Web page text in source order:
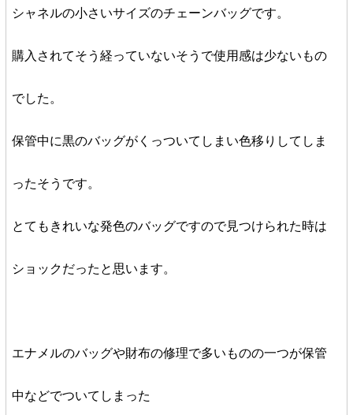
シャネルの小さいサイズのチェーンバッグです。
購入されてそう経っていないそうで使用感は少ないもの
でした。
保管中に黒のバッグがくっついてしまい色移りしてしま
ったそうです。
とてもきれいな発色のバッグですので見つけられた時は
ショックだったと思います。
エナメルのバッグや財布の修理で多いものの一つが保管
中などでついてしまった